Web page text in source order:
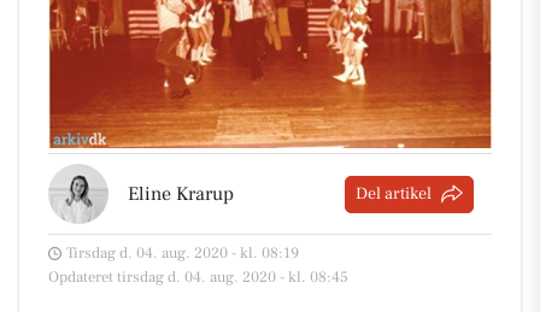
Eline Krarup Del artikel
Tirsdag d. 04. aug. 2020 - kl. 08:19
Opdateret tirsdag d. 04. aug. 2020 - kl. 08:45